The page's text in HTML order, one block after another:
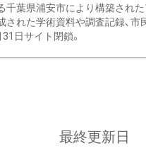
葉県浦安市により構築された
れた学術資料や調査記録、
日サイト閉鎖。
最終更新日